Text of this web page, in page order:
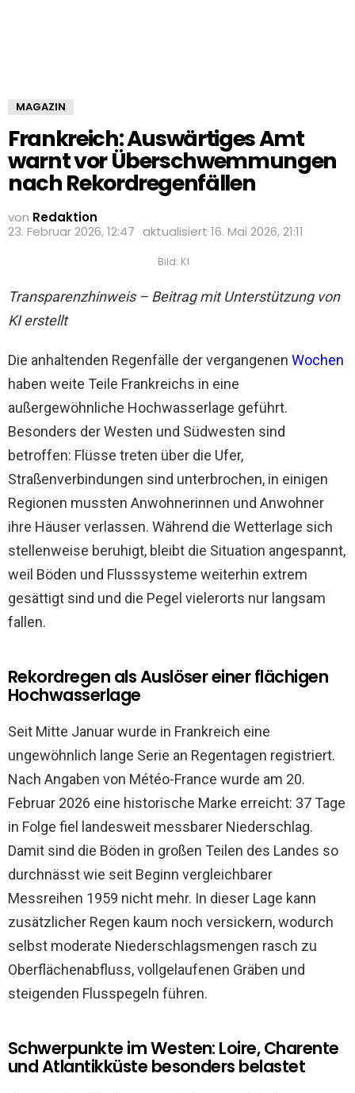
MAGAZIN
Frankreich: Auswärtiges Amt
warnt vor Überschwemmungen
nach Rekordregenfällen
von Redaktion
23. Februar 2026, 12:47 aktualisiert 16. Mai 2026, 21:11
Bild: KI
Transparenzhinweis – Beitrag mit Unterstützung von
KI erstellt
Die anhaltenden Regenfälle der vergangenen Wochen
haben weite Teile Frankreichs in eine
außergewöhnliche Hochwasserlage geführt.
Besonders der Westen und Südwesten sind
betroffen: Flüsse treten über die Ufer,
Straßenverbindungen sind unterbrochen, in einigen
Regionen mussten Anwohnerinnen und Anwohner
ihre Häuser verlassen. Während die Wetterlage sich
stellenweise beruhigt, bleibt die Situation angespannt,
weil Böden und Flusssysteme weiterhin extrem
gesättigt sind und die Pegel vielerorts nur langsam
fallen.
Rekordregen als Auslöser einer flächigen
Hochwasserlage
Seit Mitte Januar wurde in Frankreich eine
ungewöhnlich lange Serie an Regentagen registriert.
Nach Angaben von Météo-France wurde am 20.
Februar 2026 eine historische Marke erreicht: 37 Tage
in Folge fiel landesweit messbarer Niederschlag.
Damit sind die Böden in großen Teilen des Landes so
durchnässt wie seit Beginn vergleichbarer
Messreihen 1959 nicht mehr. In dieser Lage kann
zusätzlicher Regen kaum noch versickern, wodurch
selbst moderate Niederschlagsmengen rasch zu
Oberflächenabfluss, vollgelaufenen Gräben und
steigenden Flusspegeln führen.
Schwerpunkte im Westen: Loire, Charente
und Atlantikküste besonders belastet